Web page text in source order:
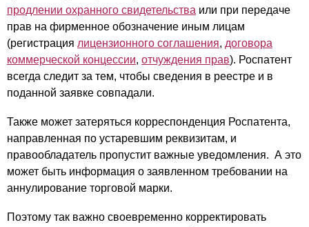
продлении охранного свидетельства или при передаче
прав на фирменное обозначение иным лицам
(регистрация лицензионного соглашения, договора
коммерческой концессии, отчуждения прав). Роспатент
всегда следит за тем, чтобы сведения в реестре и в
поданной заявке совпадали.
Также может затеряться корреспонденция Роспатента,
направленная по устаревшим реквизитам, и
правообладатель пропустит важные уведомления. А это
может быть информация о заявленном требовании на
аннулирование торговой марки.
Поэтому так важно своевременно корректировать